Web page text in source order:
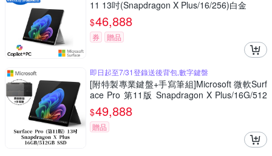
11 13吋(Snapdragon X Plus/16/256)白金
$46,888
券 贈品
即日起至7/31登錄送後背包,數字鍵盤
[附特製專業鍵盤+手寫筆組]Microsoft 微軟Surf
ace Pro 第11版 Snapdragon X Plus/16G/512
G 石墨黑平板筆電ZHY-00034
$49,888
贈品